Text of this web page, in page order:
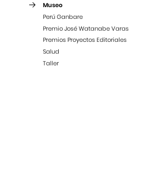
Museo
Perú Ganbare
Premio José Watanabe Varas
Premios Proyectos Editoriales
Salud
Taller